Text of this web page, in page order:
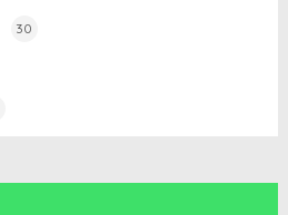
30